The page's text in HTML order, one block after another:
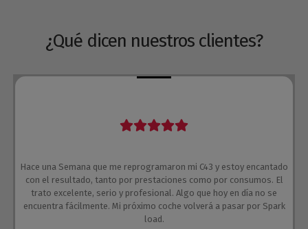
¿Qué dicen nuestros clientes?
Hace una Semana que me reprogramaron mi C43 y estoy encantado
con el resultado, tanto por prestaciones como por consumos. El
trato excelente, serio y profesional. Algo que hoy en día no se
encuentra fácilmente. Mi próximo coche volverá a pasar por Spark
load.